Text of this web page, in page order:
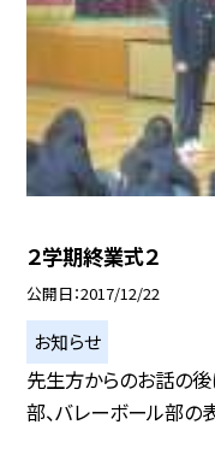
２学期終業式２
公開日 2017/12/22
お知らせ
先生方からのお話の後
部、バレーボール部の